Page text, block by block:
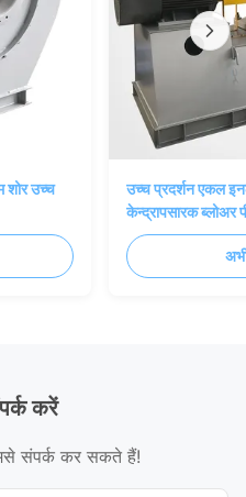
शोर उच्च
उच्च प्रदर्शन एकल
केन्द्रापसारक ब्लोअर
साथ
करें
संपर्क कर सकते हैं!